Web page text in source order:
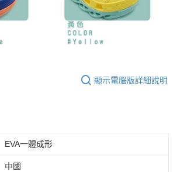
顯示電腦版詳細說明
EVA一體成形
中國